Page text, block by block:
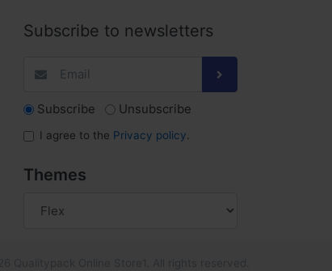
Subscribe to newsletters
Subscribe Unsubscribe
I agree to the Privacy policy
Themes